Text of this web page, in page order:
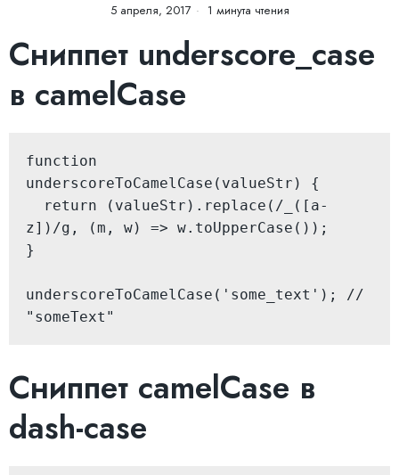
5 апреля, 2017 1 минута чтения
Сниппет underscore_case
в camelCase
function
underscoreToCamelCase(valueStr) {
z])/g, (m, w) => w.toUpperCase());
}
underscoreToCamelCase('some_text'); //
"someText"
Сниппет camelCase в
dash-case